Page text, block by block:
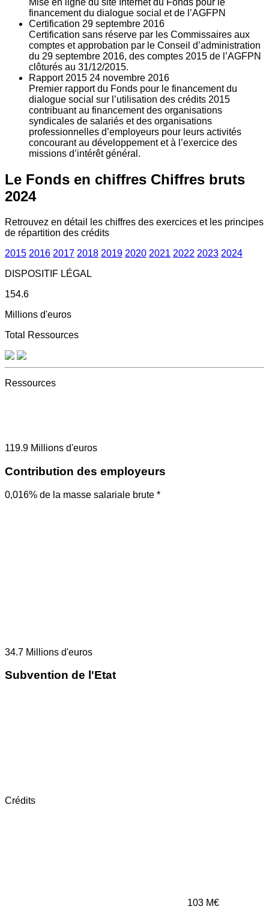
Mise en ligne du site Internet du Fonds pour le
financement du dialogue social et de l’AGFPN
Certification 29 septembre 2016
Certification sans réserve par les Commissaires aux
comptes et approbation par le Conseil d’administration
du 29 septembre 2016, des comptes 2015 de l’AGFPN
clôturés au 31/12/2015.
Rapport 2015 24 novembre 2016
Premier rapport du Fonds pour le financement du
dialogue social sur l’utilisation des crédits 2015
contribuant au financement des organisations
syndicales de salariés et des organisations
professionnelles d’employeurs pour leurs activités
concourant au développement et à l’exercice des
missions d’intérêt général.
Le Fonds en chiffres Chiffres bruts
2024
Retrouvez en détail les chiffres des exercices et les principes
de répartition des crédits
2015 2016 2017 2018 2019 2020 2021 2022 2023 2024
DISPOSITIF LÉGAL
154.6
Millions d'euros
Total Ressources
Ressources
119.9 Millions d'euros
Contribution des employeurs
0,016% de la masse salariale brute *
34.7 Millions d'euros
Subvention de l'Etat
Crédits
103 M€